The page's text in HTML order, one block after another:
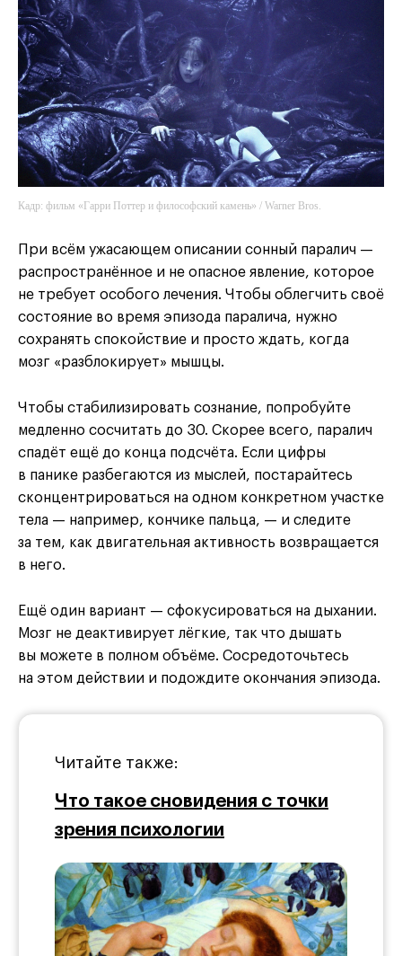
Кадр: фильм «Гарри Поттер и философский камень» / Warner Bros.
При всём ужасающем описании сонный паралич —
распространённое и не опасное явление, которое
не требует особого лечения. Чтобы облегчить своё
состояние во время эпизода паралича, нужно
сохранять спокойствие и просто ждать, когда
мозг «разблокирует» мышцы.
Чтобы стабилизировать сознание, попробуйте
медленно сосчитать до 30. Скорее всего, паралич
спадёт ещё до конца подсчёта. Если цифры
в панике разбегаются из мыслей, постарайтесь
сконцентрироваться на одном конкретном участке
тела — например, кончике пальца, — и следите
за тем, как двигательная активность возвращается
в него.
Ещё один вариант — сфокусироваться на дыхании.
Мозг не деактивирует лёгкие, так что дышать
вы можете в полном объёме. Сосредоточьтесь
на этом действии и подождите окончания эпизода.
Читайте также:
Что такое сновидения с точки
зрения психологии